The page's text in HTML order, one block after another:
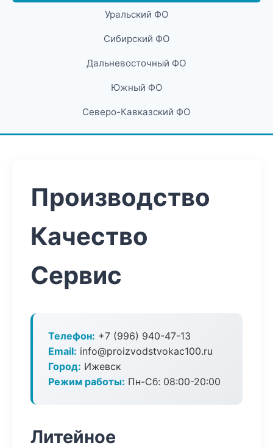
Уральский ФО
Сибирский ФО
Дальневосточный ФО
Южный ФО
Северо-Кавказский ФО
Производство
Качество
Сервис
Телефон: +7 (996) 940-47-13
Email: info@proizvodstvokac100.ru
Город: Ижевск
Режим работы: Пн-Сб: 08:00-20:00
Литейное